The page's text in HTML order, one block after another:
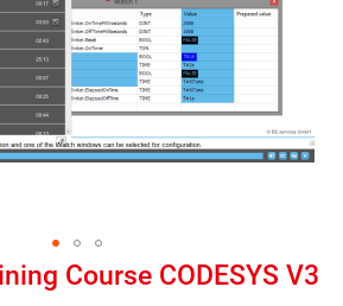
Course CODESYS V3